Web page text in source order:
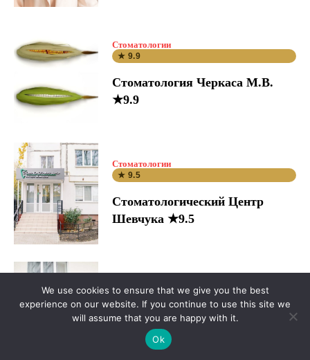
Стоматологии
★ 9.9
Стоматология Черкаса М.В.
★9.9
Стоматологии
★ 9.5
Стоматологический Центр
Шевчука ★9.5
Стоматологии
★ 9.7
Dental Studio ★9.7
We use cookies to ensure that we give you the best
experience on our website. If you continue to use this site we
will assume that you are happy with it.
Ok